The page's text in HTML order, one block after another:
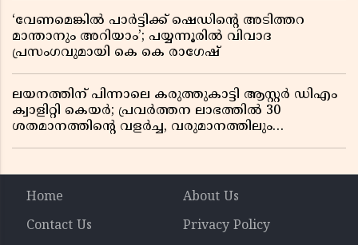
‘വേണമെങ്കിൽ പാർട്ടിക്ക് ഷെഡിൻ്റെ അടിത്തറ
മാന്താനും അറിയാം’; പയ്യന്നൂരിൽ വിവാദ
പ്രസംഗവുമായി കെ കെ രാഗേഷ്
ലയനത്തിന് പിന്നാലെ കരുത്തുകാട്ടി ആസ്റ്റർ ഡിഎം
ക്വാളിറ്റി കെയർ; പ്രവർത്തന ലാഭത്തിൽ 30
ശതമാനത്തിൻ്റെ വളർച്ച, വരുമാനത്തിലും
Home
About Us
Contact Us
Privacy Policy